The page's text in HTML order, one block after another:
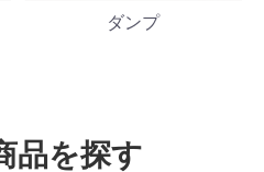
ダンプ
品を探す